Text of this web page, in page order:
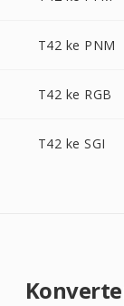
T42 ke PNM
T42 ke RGB
T42 ke SGI